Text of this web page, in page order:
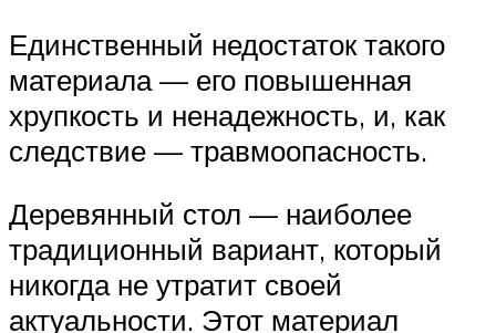
Единственный недостаток такого
материала — его повышенная
хрупкость и ненадежность, и, как
следствие — травмоопасность.
Деревянный стол — наиболее
традиционный вариант, который
никогда не утратит своей
актуальности. Этот материал